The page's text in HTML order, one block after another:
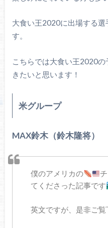
大食い王2020に出場する選
す。
こちらでは大食い王2020
きたいと思います！
米グループ
MAX鈴木（鈴木隆将）
僕のアメリカの
てくださった記事です
英文ですが、是非ご覧